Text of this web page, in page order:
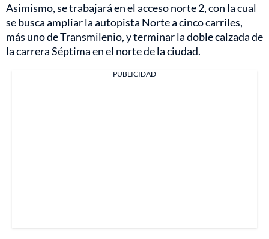
Asimismo, se trabajará en el acceso norte 2, con la cual
se busca ampliar la autopista Norte a cinco carriles,
más uno de Transmilenio, y terminar la doble calzada de
la carrera Séptima en el norte de la ciudad.
PUBLICIDAD